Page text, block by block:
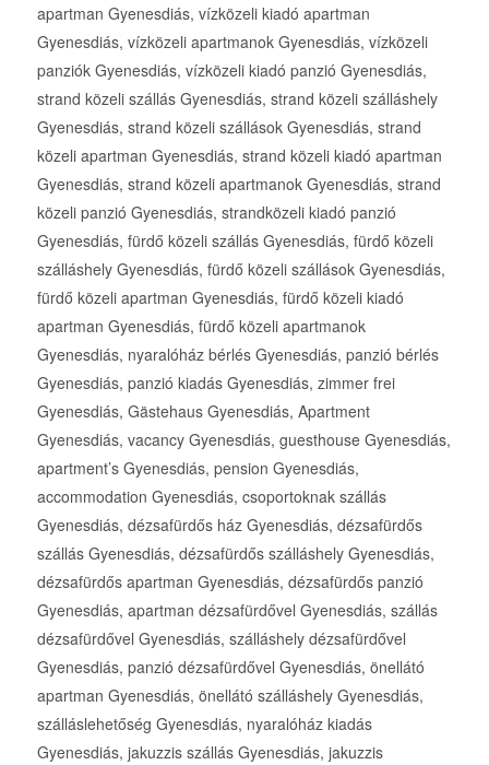
apartman Gyenesdiás, vízközeli kiadó apartman
Gyenesdiás, vízközeli apartmanok Gyenesdiás, vízközeli
panziók Gyenesdiás, vízközeli kiadó panzió Gyenesdiás,
strand közeli szállás Gyenesdiás, strand közeli szálláshely
Gyenesdiás, strand közeli szállások Gyenesdiás, strand
közeli apartman Gyenesdiás, strand közeli kiadó apartman
Gyenesdiás, strand közeli apartmanok Gyenesdiás, strand
közeli panzió Gyenesdiás, strandközeli kiadó panzió
Gyenesdiás, fürdő közeli szállás Gyenesdiás, fürdő közeli
szálláshely Gyenesdiás, fürdő közeli szállások Gyenesdiás,
fürdő közeli apartman Gyenesdiás, fürdő közeli kiadó
apartman Gyenesdiás, fürdő közeli apartmanok
Gyenesdiás, nyaralóház bérlés Gyenesdiás, panzió bérlés
Gyenesdiás, panzió kiadás Gyenesdiás, zimmer frei
Gyenesdiás, Gästehaus Gyenesdiás, Apartment
Gyenesdiás, vacancy Gyenesdiás, guesthouse Gyenesdiás,
apartment’s Gyenesdiás, pension Gyenesdiás,
accommodation Gyenesdiás, csoportoknak szállás
Gyenesdiás, dézsafürdős ház Gyenesdiás, dézsafürdős
szállás Gyenesdiás, dézsafürdős szálláshely Gyenesdiás,
dézsafürdős apartman Gyenesdiás, dézsafürdős panzió
Gyenesdiás, apartman dézsafürdővel Gyenesdiás, szállás
dézsafürdővel Gyenesdiás, szálláshely dézsafürdővel
Gyenesdiás, panzió dézsafürdővel Gyenesdiás, önellátó
apartman Gyenesdiás, önellátó szálláshely Gyenesdiás,
szálláslehetőség Gyenesdiás, nyaralóház kiadás
Gyenesdiás, jakuzzis szállás Gyenesdiás, jakuzzis